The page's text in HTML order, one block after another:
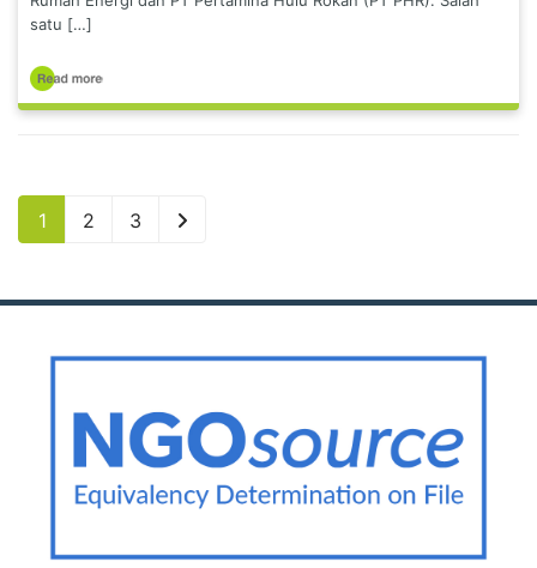
satu […]
1 2 3